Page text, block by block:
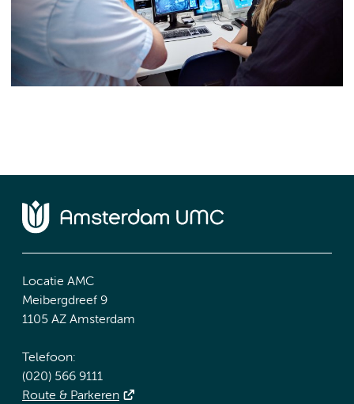
Locatie AMC
Meibergdreef 9
1105 AZ Amsterdam
Telefoon:
(020) 566 9111
Route & Parkeren